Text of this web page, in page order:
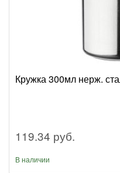
Кружка 300мл нерж.
119.34 руб.
В наличии